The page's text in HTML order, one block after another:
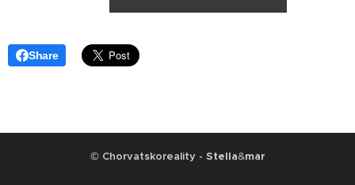
Share
© Chorvatskoreality - Stella&mar